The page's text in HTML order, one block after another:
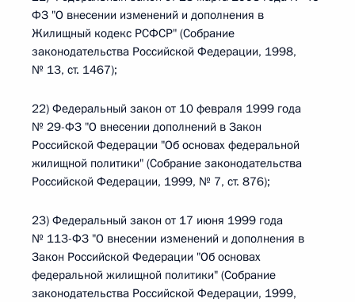
ФЗ "О внесении изменений и дополнения в
Жилищный кодекс РСФСР" (Собрание
законодательства Российской Федерации, 1998,
№ 13, ст. 1467);
22) Федеральный закон от 10 февраля 1999 года
№ 29-ФЗ "О внесении дополнений в Закон
Российской Федерации "Об основах федеральной
жилищной политики" (Собрание законодательства
Российской Федерации, 1999, № 7, ст. 876);
23) Федеральный закон от 17 июня 1999 года
№ 113-ФЗ "О внесении изменений и дополнения в
Закон Российской Федерации "Об основах
федеральной жилищной политики" (Собрание
законодательства Российской Федерации, 1999,